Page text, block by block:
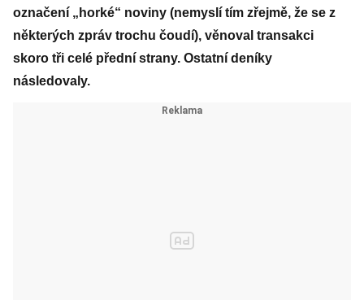
označení „horké“ noviny (nemyslí tím zřejmě, že se z
některých zpráv trochu čoudí), věnoval transakci
skoro tři celé přední strany. Ostatní deníky
následovaly.